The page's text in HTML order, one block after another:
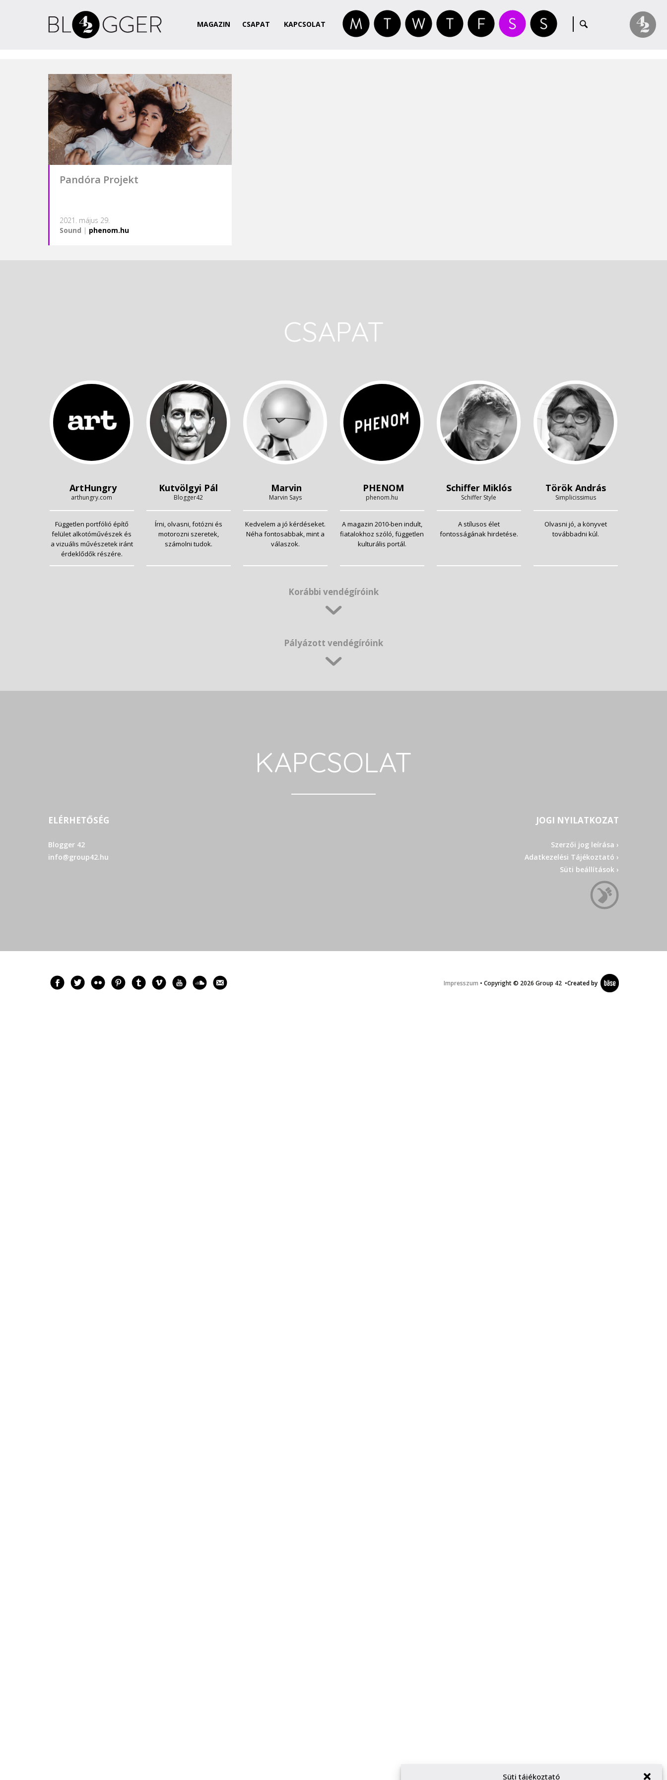
Süti tájékoztató
MAGAZIN CSAPAT KAPCSOLAT
Pandóra Projekt
2021. május 29.
Sound | phenom.hu
CSAPAT
ArtHungry
arthungry.com
Független portfólió építő
felület alkotóművészek és
a vizuális művészetek iránt
érdeklődők részére.
Kutvölgyi Pál
Blogger42
Írni, olvasni, fotózni és
motorozni szeretek,
számolni tudok.
Marvin
Marvin Says
Kedvelem a jó kérdéseket.
Néha fontosabbak, mint a
válaszok.
PHENOM
phenom.hu
A magazin 2010-ben indult,
fiatalokhoz szóló, független
kulturális portál.
Schiffer Miklós
Schiffer Style
A stílusos élet
fontosságának hirdetése.
Török András
Simplicissimus
Olvasni jó, a könyvet
továbbadni kúl.
Korábbi vendégíróink
Pályázott vendégíróink
KAPCSOLAT
ELÉRHETŐSÉG
Blogger 42
info@group42.hu
JOGI NYILATKOZAT
Szerzői jog leírása ›
Adatkezelési Tájékoztató ›
Süti beállítások ›
Impresszum • Copyright © 2026 Group 42 •Created by